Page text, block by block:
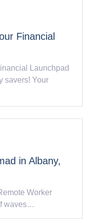
Financial
Launchpad
savers! Your
in Albany,
Worker
waves…